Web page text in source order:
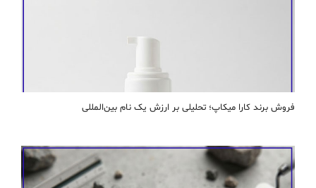
فروش برند کارا ميكاپ؛ تحلیلی بر ارزش یک نام بین‌المللی